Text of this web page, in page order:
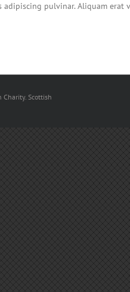
pulvinar. Aliquam
Charity. Scottish